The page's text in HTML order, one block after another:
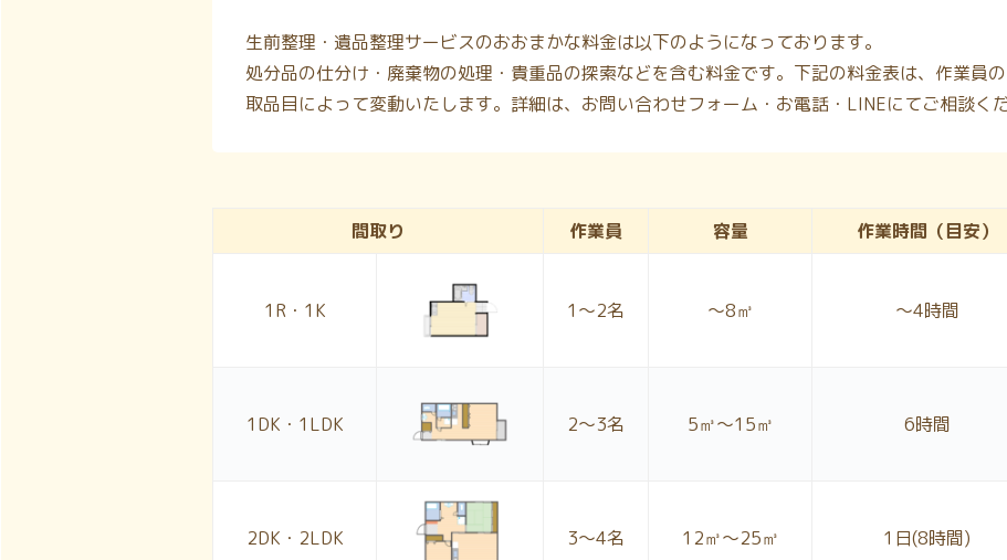
生前整理・遺品整理サービスのおおまかな料金は以下のようになっております。
処分品の仕分け・廃棄物の処理・貴重品の探索などを含む料金です。下記の料金表は、作業員
取品目によって変動いたします。詳細は、お問い合わせフォーム・お電話・LINEにてご相談くだ
間取り 作業員 容量 作業時間 （目安）
1R・1K 1〜2名 ～8㎥ ～4時間
1DK・1LDK 2〜3名 5㎥～15㎥ 6時間
2DK・2LDK 3〜4名 12㎥～25㎥ 1日(8時間)